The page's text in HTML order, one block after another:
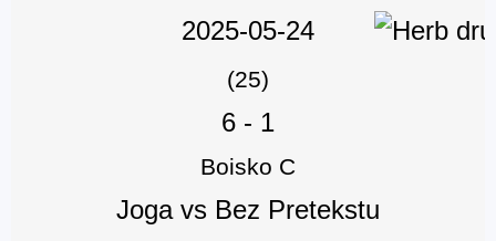
2025-05-24
(25)
6 - 1
Boisko C
Joga vs Bez Pretekstu